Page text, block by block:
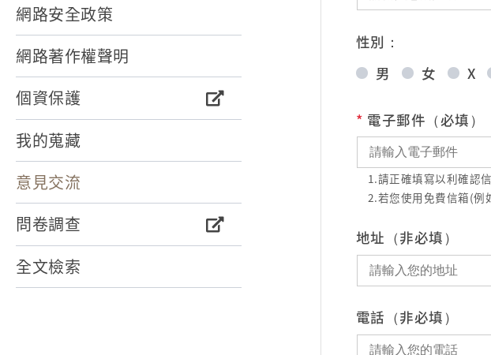
網路安全政策
網路著作權聲明
個資保護
我的蒐藏
意見交流
問卷調查
全文檢索
性別：
男
女 X
* 電子郵件（必填）
1.請正確填寫以利確認
2.若您使用免費信箱(例
地址（非必填）
電話（非必填）